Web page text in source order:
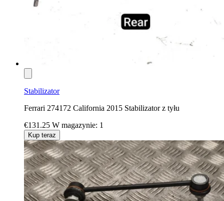
Stabilizator
Ferrari 274172 California 2015 Stabilizator z tyłu
€131.25 W magazynie: 1
Kup teraz